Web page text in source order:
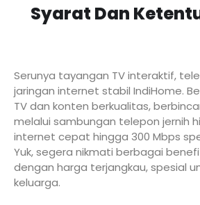
Syarat Dan
Serunya tayangan TV interaktif,
jaringan internet stabil IndiHome.
TV dan konten berkualitas,
melalui sambungan telepon jernih
internet cepat hingga 300 Mbps
Yuk, segera nikmati berbagai
dengan harga terjangkau, spesial
keluarga.